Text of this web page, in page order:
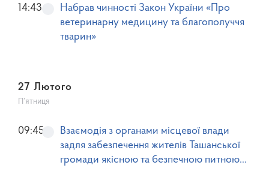
Набрав чинності Закон України «Про
ветеринарну медицину та благополуччя
тварин»
14:43
27 Лютого
П’ятниця
Взаємодія з органами місцевої влади
задля забезпечення жителів Ташанської
громади якісною та безпечною питною
09:45